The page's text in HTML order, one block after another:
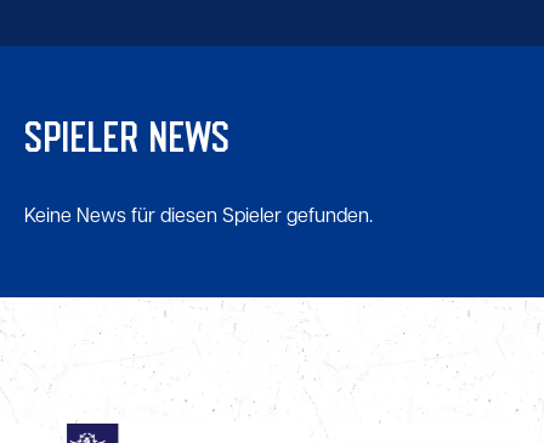
SPIELER NEWS
Keine News für diesen Spieler gefunden.